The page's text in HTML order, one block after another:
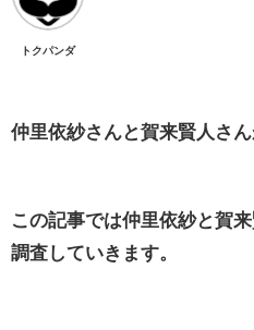
トクパンダ
仲里依紗さんと賀来賢人さ
この記事では仲里依紗と賀
調査していきます。